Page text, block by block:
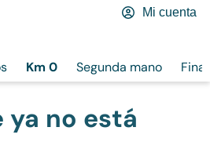
Km 0 Segunda mano
Mi cuenta
ya no está